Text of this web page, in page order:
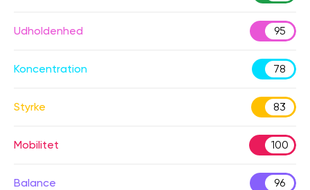
Udholdenhed 95
Koncentration 78
Styrke 83
Mobilitet 100
Balance 96